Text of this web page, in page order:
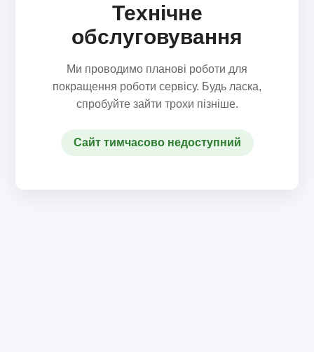
Технічне
обслуговування
Ми проводимо планові роботи для
покращення роботи сервісу. Будь ласка,
спробуйте зайти трохи пізніше.
Сайт тимчасово недоступний